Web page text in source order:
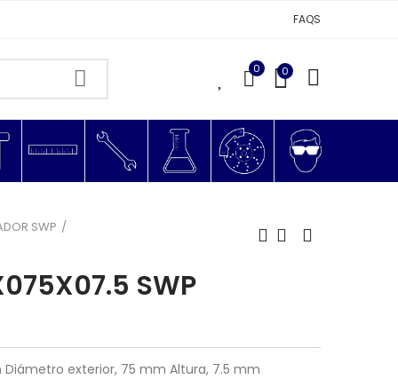
FAQS
0 0
SWP
SWP
Diámetro exterior, 75 mm Altura, 7.5 mm